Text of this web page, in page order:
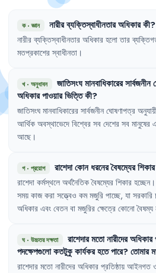
ক·জ্ঞান নারীরব্যক্তিস্বাধীনতারঅধিকারকী?
নারীর ব্যক্তিস্বাধীনতার অধিকার হলো তার
মতপ্রকাশের স্বাধীনতা ।
খ· অনুধাবন জাতিসংঘমানবাধিকারেরসার্বজনীন
অধিকারপাওয়ারভিত্তিকী?
জাতিসংঘ মানবাধিকারের সার্বজনীন ঘোষণাপত্র
আর্থিক অবস্থাভেদে বিশ্বের সব দেশের সব মানুষের
আছে ।
গ· প্রয়োগ রাশেদাকোনধরনেরবৈষম্যেরশিকার
রাশেদা কর্মস্থলে অর্থনৈতিক বৈষম্যের শিকার হচ্ছেন।
সময় কাজ করা সত্ত্বেও কম মজুরি পাচ্ছে, যা সরকারি
অধিকার এবং বেতন বা মজুরির ক্ষেত্রে কোনো বৈষম্য
ঘ· উচ্চতর দক্ষতা রাশেদারমতোনারীদেরঅধিকার
পদক্ষেপগুলোকতটুকুকার্যকরহতেপারে?তোমার
রাশেদার মতো নারীদের অধিকার প্রতিষ্ঠায় আইনগত